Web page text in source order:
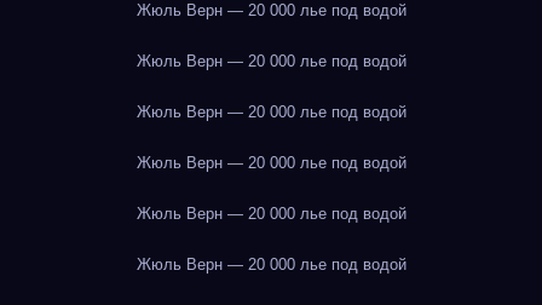
Жюль Верн — 20 000 лье под водой
Жюль Верн — 20 000 лье под водой
Жюль Верн — 20 000 лье под водой
Жюль Верн — 20 000 лье под водой
Жюль Верн — 20 000 лье под водой
Жюль Верн — 20 000 лье под водой